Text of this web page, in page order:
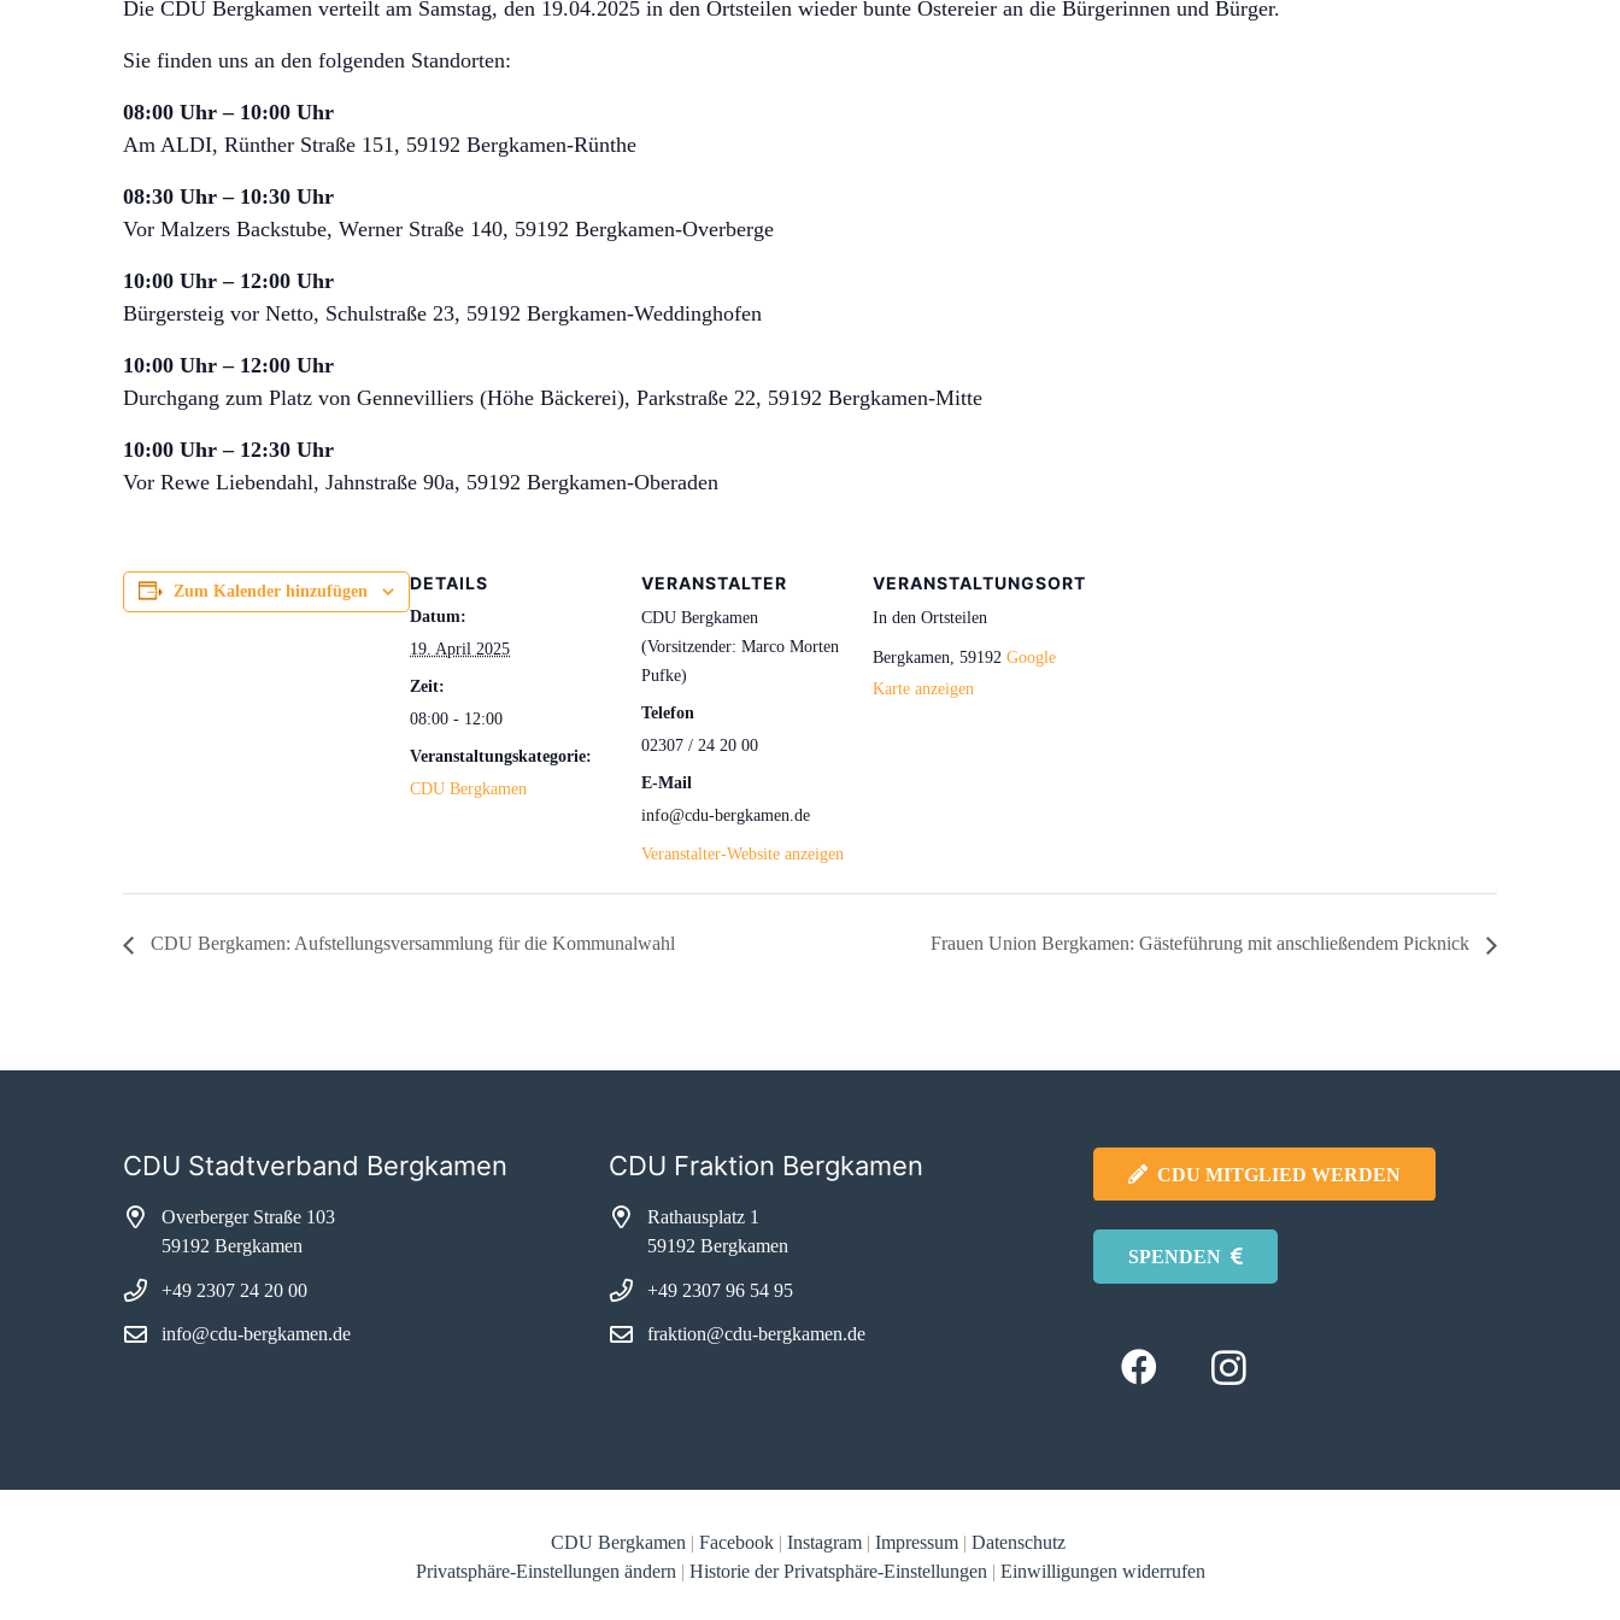
Die CDU Bergkamen verteilt am Samstag, den 19.04.2025 in den Ortsteilen wieder bunte Ostereier an die Bürgerinnen und Bürger.
Sie finden uns an den folgenden Standorten:
08:00 Uhr – 10:00 Uhr
Am ALDI, Rünther Straße 151, 59192 Bergkamen-Rünthe
08:30 Uhr – 10:30 Uhr
Vor Malzers Backstube, Werner Straße 140, 59192 Bergkamen-Overberge
10:00 Uhr – 12:00 Uhr
Bürgersteig vor Netto, Schulstraße 23, 59192 Bergkamen-Weddinghofen
10:00 Uhr – 12:00 Uhr
Durchgang zum Platz von Gennevilliers (Höhe Bäckerei), Parkstraße 22, 59192 Bergkamen-Mitte
10:00 Uhr – 12:30 Uhr
Vor Rewe Liebendahl, Jahnstraße 90a, 59192 Bergkamen-Oberaden
Zum Kalender hinzufügen DETAILS
Datum:
19. April 2025
Zeit:
08:00 - 12:00
Veranstaltungskategorie:
CDU Bergkamen
VERANSTALTER
CDU Bergkamen
(Vorsitzender: Marco Morten
Pufke)
Telefon
02307 / 24 20 00
E-Mail
info@cdu-bergkamen.de
Veranstalter-Website anzeigen
VERANSTALTUNGSORT
In den Ortsteilen
Bergkamen, 59192 Google
Karte anzeigen
CDU Bergkamen: Aufstellungsversammlung für die Kommunalwahl Frauen Union Bergkamen: Gästeführung mit anschließendem Picknick
CDU Stadtverband Bergkamen
Overberger Straße 103
59192 Bergkamen
+49 2307 24 20 00
info@cdu-bergkamen.de
CDU Fraktion Bergkamen
Rathausplatz 1
59192 Bergkamen
+49 2307 96 54 95
fraktion@cdu-bergkamen.de
CDU MITGLIED WERDEN
SPENDEN
CDU Bergkamen | Facebook| Instagram| Impressum| Datenschutz
Privatsphäre-Einstellungen ändern | Historie der Privatsphäre-Einstellungen | Einwilligungen widerrufen